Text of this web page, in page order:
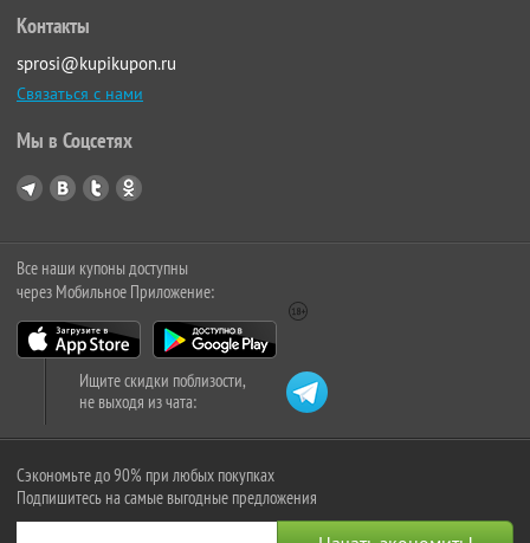
Контакты
sprosi@kupikupon.ru
Связаться с нами
Мы в Соцсетях
Все наши купоны доступны
через Мобильное Приложение:
Ищите скидки поблизости,
не выходя из чата:
Сэкономьте до 90% при любых покупках
Подпишитесь на самые выгодные предложения